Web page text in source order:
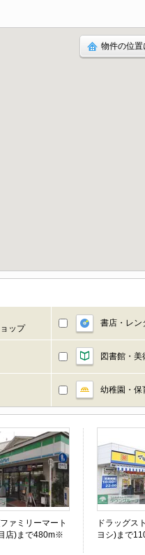
物件の位置
ップ
書店・レン
図書館・美
幼稚園・保
ァミリーマート
店)まで480m※
ドラッグス
ヨシ)まで